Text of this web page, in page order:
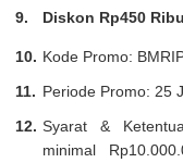
Diskon Rp450
Kode Promo:
Periode Promo: 25
Syarat &
minimal